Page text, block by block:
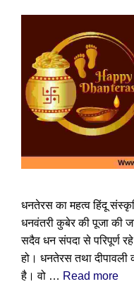
धनतेरस का महत्व हिंदू
धनवंतरी कुबेर की पूजा की
सदैव धन संपदा से परिपूर्ण
हो। धनतेरस तथा दीपावली
है। वो … Read more